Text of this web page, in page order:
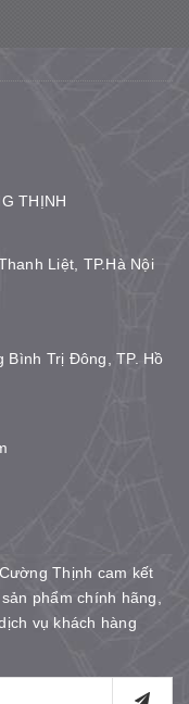
THỊNH
Liệt, TP.Hà Nội
Trị Đông, TP. Hồ
Thịnh cam kết
phẩm chính hãng,
vụ khách hàng